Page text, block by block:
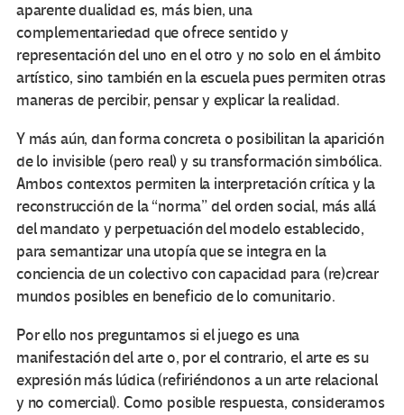
aparente dualidad es, más bien, una
complementariedad que ofrece sentido y
representación del uno en el otro y no solo en el ámbito
artístico, sino también en la escuela pues permiten otras
maneras de percibir, pensar y explicar la realidad.
Y más aún, dan forma concreta o posibilitan la aparición
de lo invisible (pero real) y su transformación simbólica.
Ambos contextos permiten la interpretación crítica y la
reconstrucción de la “norma” del orden social, más allá
del mandato y perpetuación del modelo establecido,
para semantizar una utopía que se integra en la
conciencia de un colectivo con capacidad para (re)crear
mundos posibles en beneficio de lo comunitario.
Por ello nos preguntamos si el juego es una
manifestación del arte o, por el contrario, el arte es su
expresión más lúdica (refiriéndonos a un arte relacional
y no comercial). Como posible respuesta, consideramos